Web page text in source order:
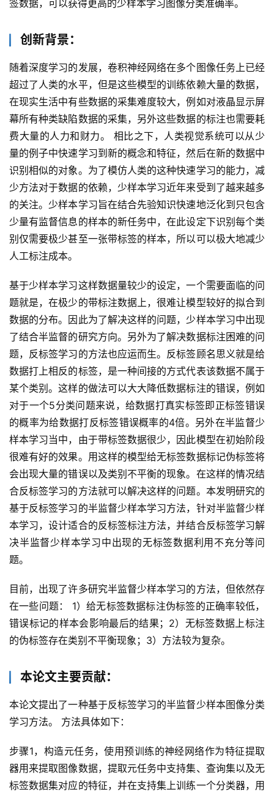
签数据，可以获得更高的少样本学习图像分类准确率。
创新背景：
随着深度学习的发展，卷积神经网络在多个图像任务上已经
超过了人类的水平，但是这些模型的训练依赖大量的数据，
在现实生活中有些数据的采集难度较大，例如对液晶显示屏
幕所有种类缺陷数据的采集，另外这些数据的标注也需要耗
费大量的人力和财力。 相比之下，人类视觉系统可以从少
量的例子中快速学习到新的概念和特征，然后在新的数据中
识别相似的对象。为了模仿人类的这种快速学习的能力，减
少方法对于数据的依赖，少样本学习近年来受到了越来越多
的关注。少样本学习旨在结合先验知识快速地泛化到只包含
少量有监督信息的样本的新任务中，在此设定下识别每个类
别仅需要极少甚至一张带标签的样本，所以可以极大地减少
人工标注成本。
基于少样本学习这样数据量较少的设定，一个需要面临的问
题就是，在极少的带标注数据上，很难让模型较好的拟合到
数据的分布。因此为了解决这样的问题，少样本学习中出现
了结合半监督的研究方向。另外为了解决数据标注困难的问
题，反标签学习的方法也应运而生。反标签顾名思义就是给
数据打上相反的标签，是一种间接的方式代表该数据不属于
某个类别。这样的做法可以大大降低数据标注的错误，例如
对于一个5分类问题来说，给数据打真实标签即正标签错误
的概率为给数据打反标签错误概率的4倍。另外在半监督少
样本学习当中，由于带标签数据很少，因此模型在初始阶段
很难有好的效果。用这样的模型给无标签数据标记伪标签将
会出现大量的错误以及类别不平衡的现象。在这样的情况结
合反标签学习的方法就可以解决这样的问题。本发明研究的
基于反标签学习的半监督少样本学习方法，针对半监督少样
本学习，设计适合的反标签标注方法，并结合反标签学习解
决半监督少样本学习中出现的无标签数据利用不充分等问
题。
目前，出现了许多研究半监督少样本学习的方法，但依然存
在一些问题： 1）给无标签数据标注伪标签的正确率较低，
错误标记的样本会影响最后的结果；2）无标签数据上标注
的伪标签存在类别不平衡现象；3）方法较为复杂。
本论文主要贡献：
本论文提出了一种基于反标签学习的半监督少样本图像分类
学习方法。 方法具体如下：
步骤1，构造元任务，使用预训练的神经网络作为特征提取
器用来提取图像数据，提取元任务中支持集、查询集以及无
标签数据集对应的特征，并在支持集上训练一个分类器，用